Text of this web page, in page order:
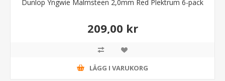
Dunlop Yngwie Malmsteen 2,0mm Red Plektrum 6-pack
209,00 kr
LÄGG I VARUKORG